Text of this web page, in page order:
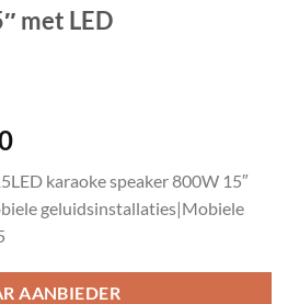
met LED
Huidige
is:
€161.00.
karaoke speaker 800W 15″
geluidsinstallaties|Mobiele
AANBIEDER